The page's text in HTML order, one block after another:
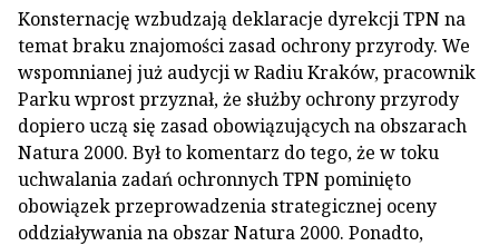
Konsternację wzbudzają deklaracje dyrekcji TPN na
temat braku znajomości zasad ochrony przyrody. We
wspomnianej już audycji w Radiu Kraków, pracownik
Parku wprost przyznał, że służby ochrony przyrody
dopiero uczą się zasad obowiązujących na obszarach
Natura 2000. Był to komentarz do tego, że w toku
uchwalania zadań ochronnych TPN pominięto
obowiązek przeprowadzenia strategicznej oceny
oddziaływania na obszar Natura 2000. Ponadto,